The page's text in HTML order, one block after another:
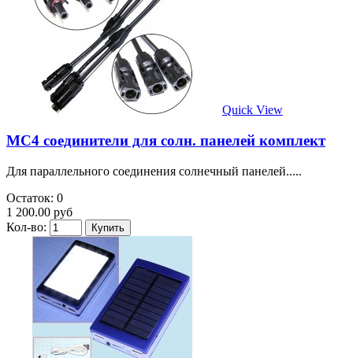
Quick View
MC4 соединители для солн. панелей комплект
Для параллельного соединения солнечный панелей.....
Остаток: 0
1 200.00 руб
Кол-во: